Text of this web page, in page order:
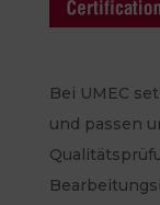
Bei UMEC
und passen